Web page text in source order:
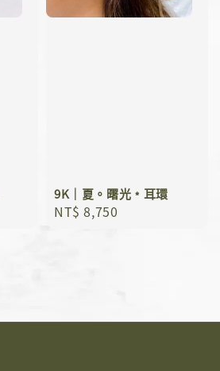
9K｜夏。曙光﹡耳環
Regular
NT$ 8,750